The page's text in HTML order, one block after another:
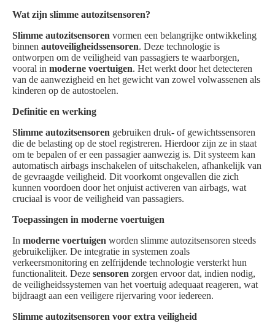
Wat zijn slimme autozitsensoren?
Slimme autozitsensoren vormen een belangrijke ontwikkeling
binnen autoveiligheidssensoren. Deze technologie is
ontworpen om de veiligheid van passagiers te waarborgen,
vooral in moderne voertuigen. Het werkt door het detecteren
van de aanwezigheid en het gewicht van zowel volwassenen als
kinderen op de autostoelen.
Definitie en werking
Slimme autozitsensoren gebruiken druk- of gewichtssensoren
die de belasting op de stoel registreren. Hierdoor zijn ze in staat
om te bepalen of er een passagier aanwezig is. Dit systeem kan
automatisch airbags inschakelen of uitschakelen, afhankelijk van
de gevraagde veiligheid. Dit voorkomt ongevallen die zich
kunnen voordoen door het onjuist activeren van airbags, wat
cruciaal is voor de veiligheid van passagiers.
Toepassingen in moderne voertuigen
In moderne voertuigen worden slimme autozitsensoren steeds
gebruikelijker. De integratie in systemen zoals
verkeersmonitoring en zelfrijdende technologie versterkt hun
functionaliteit. Deze sensoren zorgen ervoor dat, indien nodig,
de veiligheidssystemen van het voertuig adequaat reageren, wat
bijdraagt aan een veiligere rijervaring voor iedereen.
Slimme autozitsensoren voor extra veiligheid